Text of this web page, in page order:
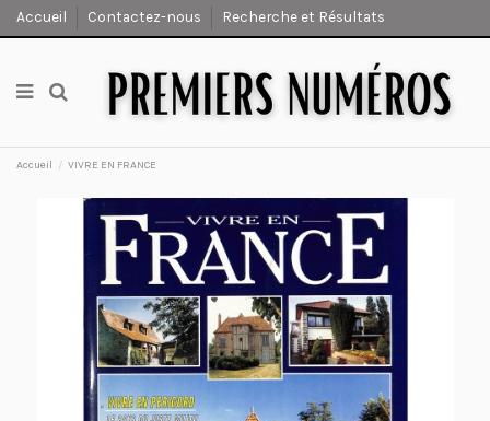
Accueil Contactez-nous Recherche et Résultats
Accueil VIVRE EN FRANCE